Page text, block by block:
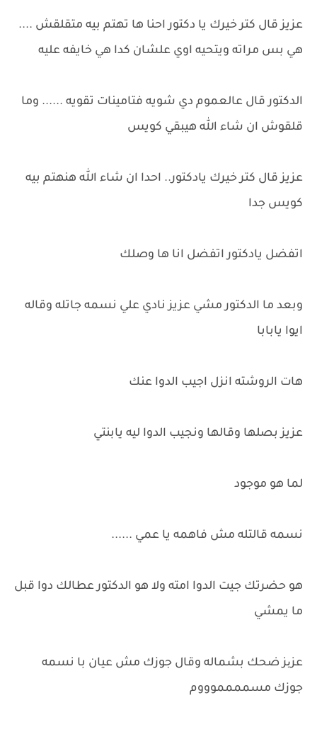
عزيز قال كتر خيرك يا دكتور احنا ها تهتم بيه متقلقش ....
هي بس مراته ويتحيه اوي علشان كدا هي خايفه عليه
الدكتور قال عالعموم دي شويه فتامينات تقويه ...... وما
قلقوش ان شاء الله هيبقي كويس
عزيز قال كتر خيرك يادكتور.. احدا ان شاء الله هنهتم بيه
كويس جدا
اتفضل يادكتور اتفضل انا ها وصلك
وبعد ما الدكتور مشي عزيز نادي علي نسمه جاتله وقاله
ايوا يابابا
هات الروشته انزل اجيب الدوا عنك
عزيز بصلها وقالها ونجيب الدوا ليه يابنتي
لما هو موجود
نسمه قالتله مش فاهمه يا عمي ......
هو حضرتك جيت الدوا امته ولا هو الدكتور عطالك دوا قبل
ما يمشي
عزیز ضحك بشماله وقال جوزك مش عيان با نسمه
جوزك مسمممموووم